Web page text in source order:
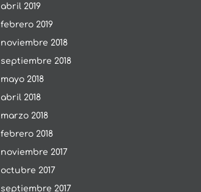
abril 2019
febrero 2019
noviembre 2018
septiembre 2018
mayo 2018
abril 2018
marzo 2018
febrero 2018
noviembre 2017
octubre 2017
septiembre 2017